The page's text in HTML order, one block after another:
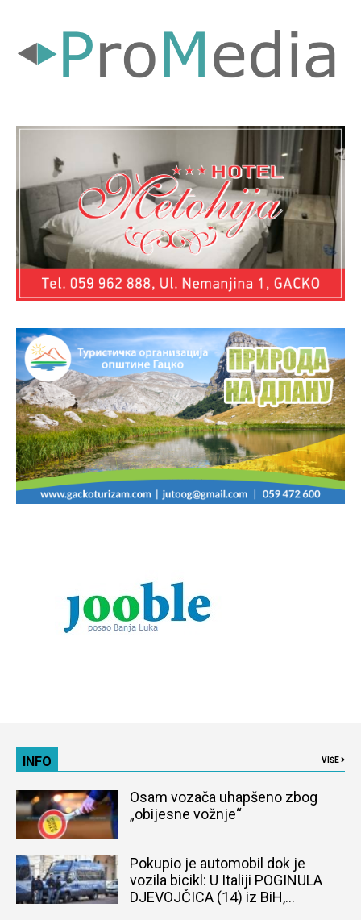
INFO VIŠE
Osam vozača uhapšeno zbog
„obijesne vožnje“
Pokupio je automobil dok je
vozila bicikl: U Italiji POGINULA
DJEVOJČICA (14) iz BiH,